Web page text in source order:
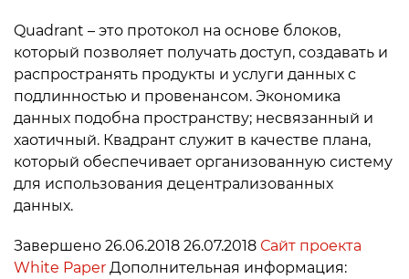
Quadrant – это протокол на основе блоков,
который позволяет получать доступ, создавать и
распространять продукты и услуги данных с
подлинностью и провенансом. Экономика
данных подобна пространству; несвязанный и
хаотичный. Квадрант служит в качестве плана,
который обеспечивает организованную систему
для использования децентрализованных
данных.
Завершено 26.06.2018 26.07.2018 Сайт проекта
White Paper Дополнительная информация: